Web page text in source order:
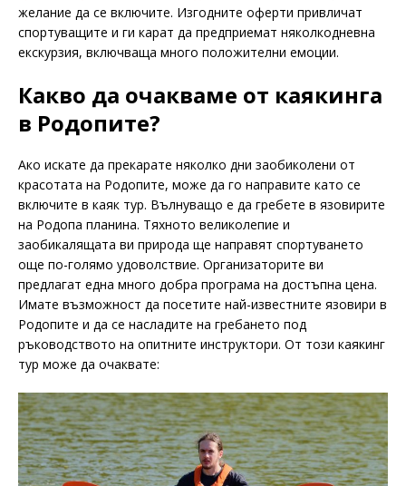
желание да се включите. Изгодните оферти привличат
спортуващите и ги карат да предприемат няколкодневна
екскурзия, включваща много положителни емоции.
Какво да очакваме от каякинга
в Родопите?
Ако искате да прекарате няколко дни заобиколени от
красотата на Родопите, може да го направите като се
включите в каяк тур. Вълнуващо е да гребете в язовирите
на Родопа планина. Тяхното великолепие и
заобикалящата ви природа ще направят спортуването
още по-голямо удоволствие. Организаторите ви
предлагат една много добра програма на достъпна цена.
Имате възможност да посетите най-известните язовири в
Родопите и да се насладите на гребането под
ръководството на опитните инструктори. От този каякинг
тур може да очаквате: